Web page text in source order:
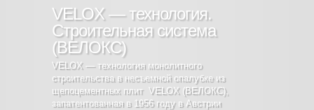
VELOX — технология.
Строительная система
(ВЕЛОКС)
VELOX — технология монолитного
строительства в несъемной опалубке из
щепоцементных плит VELOX (ВЕЛОКС),
запатентованная в 1956 году в Австрии